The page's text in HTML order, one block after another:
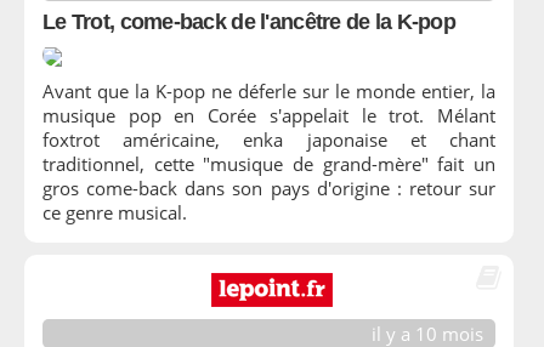
Le Trot, come-back de l'ancêtre de la K-pop
Avant que la K-pop ne déferle sur le monde entier, la
musique pop en Corée s'appelait le trot. Mélant
foxtrot américaine, enka japonaise et chant
traditionnel, cette "musique de grand-mère" fait un
gros come-back dans son pays d'origine : retour sur
ce genre musical.
il y a 10 mois